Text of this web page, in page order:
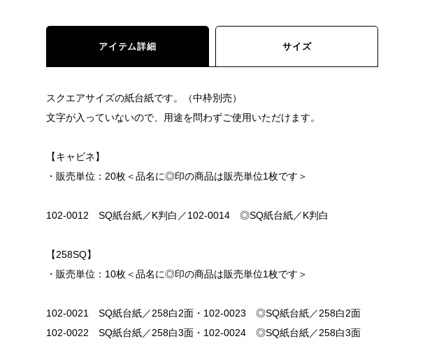
アイテム詳細 サイズ
スクエアサイズの紙台紙です。（中枠別売）
文字が入っていないので、用途を問わずご使用いただけます。
【キャビネ】
・販売単位：20枚＜品名に◎印の商品は販売単位1枚です＞
102-0012 SQ紙台紙／K判白／102-0014 ◎SQ紙台紙／K判白
【258SQ】
・販売単位：10枚＜品名に◎印の商品は販売単位1枚です＞
102-0021 SQ紙台紙／258白2面・102-0023 ◎SQ紙台紙／258白2面
102-0022 SQ紙台紙／258白3面・102-0024 ◎SQ紙台紙／258白3面